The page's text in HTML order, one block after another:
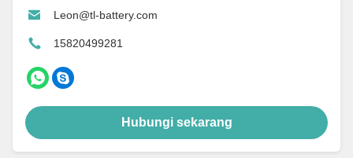
Leon@tl-battery.com
15820499281
Hubungi sekarang